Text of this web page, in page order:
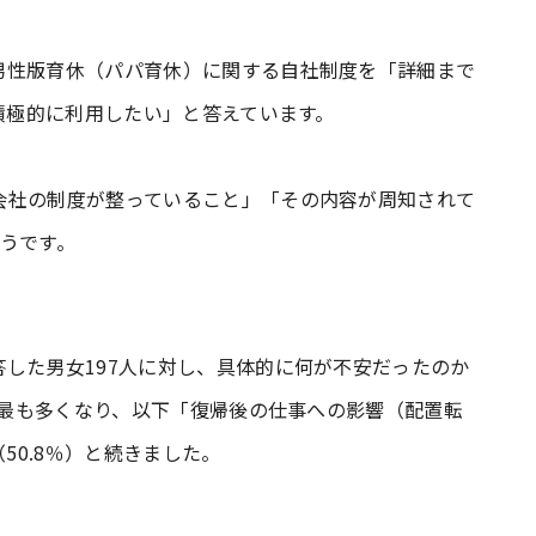
版育休（パパ育休）に関する自社制度を「詳細まで
的に利用したい」と答えています。
の制度が整っていること」「その内容が周知されて
です。
た男女197人に対し、具体的に何が不安だったのか
多くなり、以下「復帰後の仕事への影響（配置転
％）と続きました。